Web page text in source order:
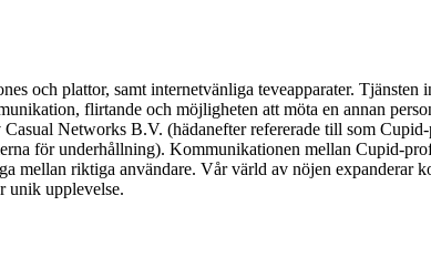
och plattor, samt internetvänliga teveapparater.
flirtande och möjligheten att möta en annan
Networks B.V. (hädanefter refererade till som
för underhållning). Kommunikationen mellan Cupid-
mellan riktiga användare. Vår värld av nöjen expanderar
unik upplevelse.